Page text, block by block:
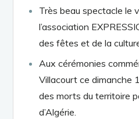
Très beau spectacle le
l’association
des fêtes et de la
Aux cérémonies
Villacourt ce dimanche
des morts du territoire
d’Algérie.